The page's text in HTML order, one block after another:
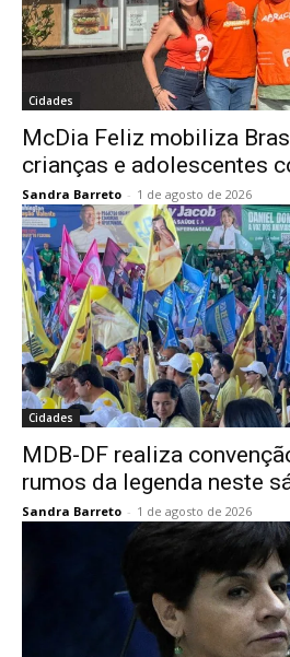
Cidades
McDia Feliz mobiliza
crianças e adolescentes
Sandra Barreto - 1 de agosto de 2026
Cidades
MDB-DF realiza
rumos da legenda neste
Sandra Barreto - 1 de agosto de 2026